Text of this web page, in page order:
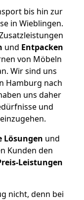
bis hin zur
in Wieblingen.
und Entpacken
von Möbeln
Wir sind uns
Hamburg nach
uns daher
und
Lösungen und
Kunden den
Leistungen
nicht, denn bei